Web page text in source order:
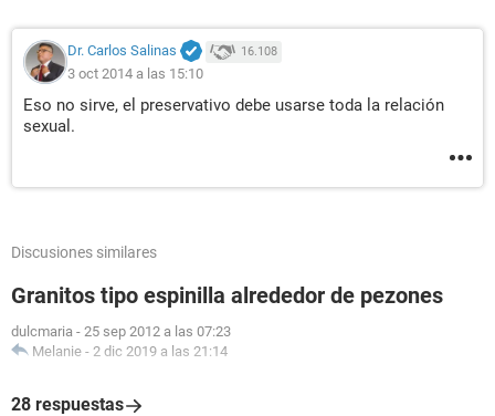
Dr. Carlos Salinas 16.108
3 oct 2014 a las 15:10
Eso no sirve, el preservativo debe usarse toda la relación
sexual.
Discusiones similares
Granitos tipo espinilla alrededor de pezones
dulcmaria - 25 sep 2012 a las 07:23
Melanie - 2 dic 2019 a las 21:14
28 respuestas